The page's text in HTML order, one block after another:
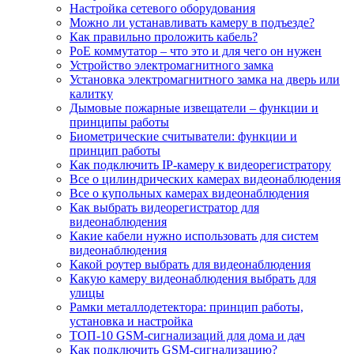
Настройка сетевого оборудования
Можно ли устанавливать камеру в подъезде?
Как правильно проложить кабель?
PoE коммутатор – что это и для чего он нужен
Устройство электромагнитного замка
Установка электромагнитного замка на дверь или
калитку
Дымовые пожарные извещатели – функции и
принципы работы
Биометрические считыватели: функции и
принцип работы
Как подключить IP-камеру к видеорегистратору
Все о цилиндрических камерах видеонаблюдения
Все о купольных камерах видеонаблюдения
Как выбрать видеорегистратор для
видеонаблюдения
Какие кабели нужно использовать для систем
видеонаблюдения
Какой роутер выбрать для видеонаблюдения
Какую камеру видеонаблюдения выбрать для
улицы
Рамки металлодетектора: принцип работы,
установка и настройка
ТОП-10 GSM-сигнализаций для дома и дач
Как подключить GSM-сигнализацию?